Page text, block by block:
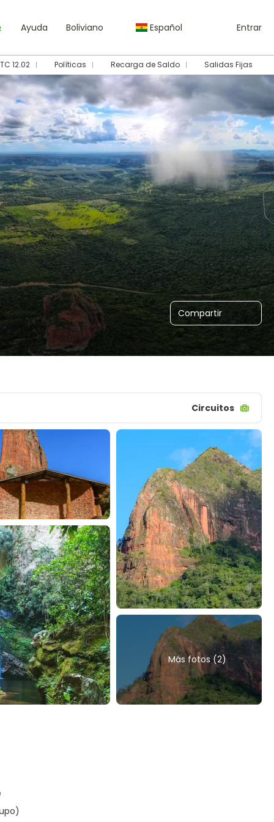
Ayuda Boliviano Español Entrar
TC 12.02 Políticas Recarga de Saldo Salidas Fijas
Compartir
Circuitos
Más fotos (2)